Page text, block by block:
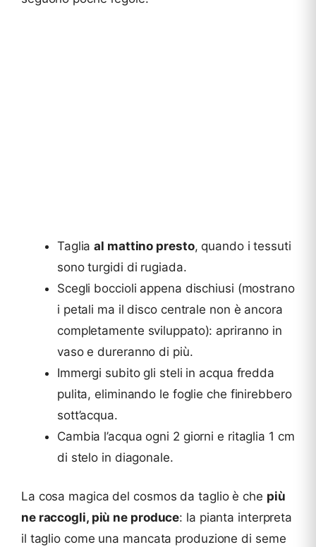
Tagliaal mattino presto, quando i tessuti
sono turgidi di rugiada.
Scegli boccioli appena dischiusi (mostrano
i petali ma il disco centrale non è ancora
completamente sviluppato): apriranno in
vaso e dureranno di più.
Immergi subito gli steli in acqua fredda
pulita, eliminando le foglie che finirebbero
sott’acqua.
Cambia l’acqua ogni 2 giorni e ritaglia 1 cm
di stelo in diagonale.
La cosa magica del cosmos da taglio è che più
ne raccogli, più ne produce: la pianta interpreta
il taglio come una mancata produzione di seme